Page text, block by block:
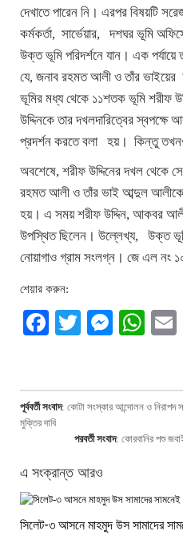
দেখাতে পারেন নি। এরপর বিষয়টি
কর্মকর্তা, সার্ভেয়ার, দশঘর ভূমি
উক্ত ভূমি পরিদর্শনে যান। এক পর্যায়ে
যে, জনাব রহমত আলী ও তাঁর
ভূমির মধ্য থেকে ১১শতক ভূমি শরীফ
উদ্দিনকে তার দখলদারিত্বের
প্রদর্শন করতে বলা হয়। কিন্তু তখনও
অবশেষে, শরীফ উদ্দিনের দখল থেকে
রহমত আলী ও তাঁর ভাই আব্দুল আলীকে
হয়। এ সময় শরীফ উদ্দিন, আকবর
উপস্থিত ছিলেন। উল্লেখ্য, উক্ত
নোয়াগাও গ্রাম সংলগ্ন। জে এল নং
শেয়ার করুন:
Facebook
Twitter
পূর্ববর্তী সংবাদ: কোটা সংস্কার আন্দোলন ও নিরাপদ
মুক্তির দাবি
পরবর্তী সংবাদ: কোরবানির পশু
এ সংক্রান্ত আরও
সিলেট-৩ আসনে মাহমুদ উস সামাদের